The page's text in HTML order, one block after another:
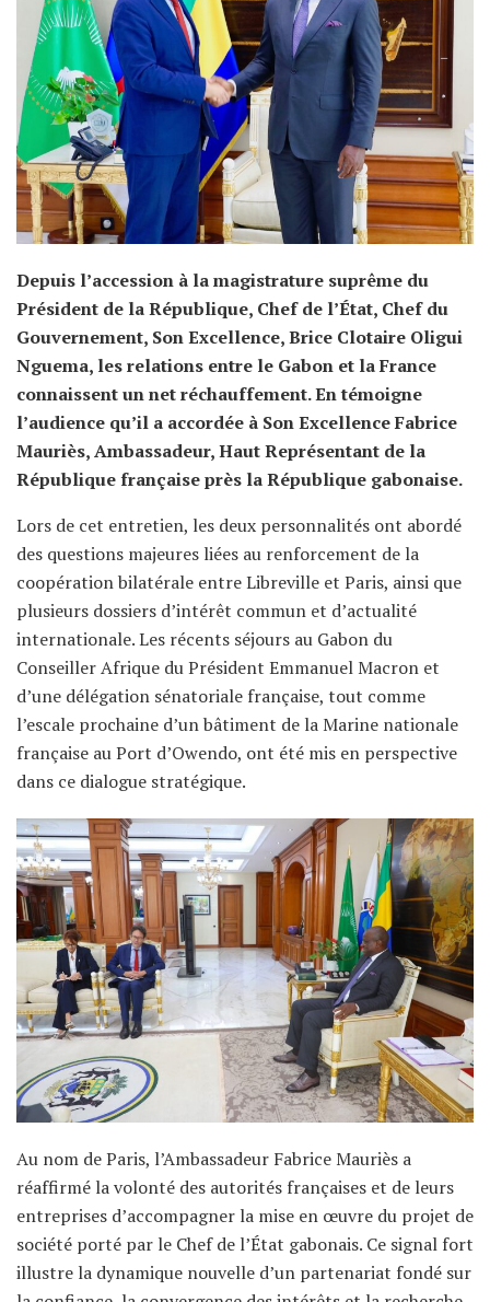
Depuis l’accession à la magistrature suprême du
Président de la République, Chef de l’État, Chef du
Gouvernement, Son Excellence, Brice Clotaire Oligui
Nguema, les relations entre le Gabon et la France
connaissent un net réchauffement. En témoigne
l’audience qu’il a accordée à Son Excellence Fabrice
Mauriès, Ambassadeur, Haut Représentant de la
République française près la République gabonaise.
Lors de cet entretien, les deux personnalités ont abordé
des questions majeures liées au renforcement de la
coopération bilatérale entre Libreville et Paris, ainsi que
plusieurs dossiers d’intérêt commun et d’actualité
internationale. Les récents séjours au Gabon du
Conseiller Afrique du Président Emmanuel Macron et
d’une délégation sénatoriale française, tout comme
l’escale prochaine d’un bâtiment de la Marine nationale
française au Port d’Owendo, ont été mis en perspective
dans ce dialogue stratégique.
Au nom de Paris, l’Ambassadeur Fabrice Mauriès a
réaffirmé la volonté des autorités françaises et de leurs
entreprises d’accompagner la mise en œuvre du projet de
société porté par le Chef de l’État gabonais. Ce signal fort
illustre la dynamique nouvelle d’un partenariat fondé sur